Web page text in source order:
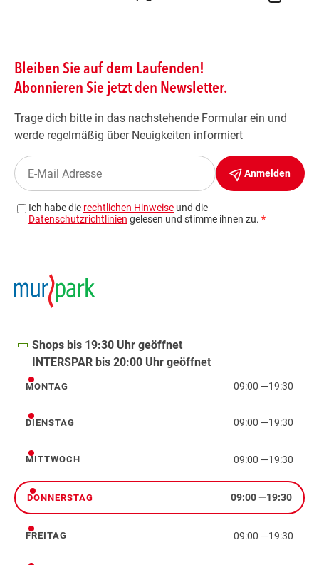
Shops bis 19:30 Uhr geöffnet
INTERSPAR bis 20:00 Uhr geöffnet
Montag
MONTAG 09:00 —19:30
Dienstag
DIENSTAG 09:00 —19:30
Mittwoch
MITTWOCH 09:00 —19:30
Donnerstag
DONNERSTAG 09:00—19:30
Freitag
FREITAG 09:00 —19:30